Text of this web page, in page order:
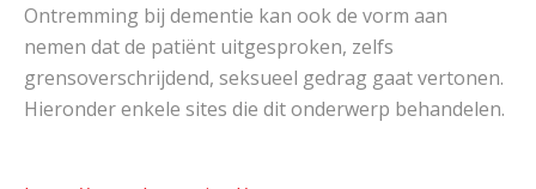
Ontremming bij dementie kan ook de vorm aan
nemen dat de patiënt uitgesproken, zelfs
grensoverschrijdend, seksueel gedrag gaat vertonen.
Hieronder enkele sites die dit onderwerp behandelen.